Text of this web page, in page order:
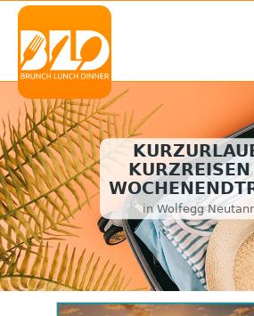
in Wolfegg